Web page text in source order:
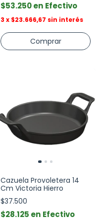
$53.250 Efectivo
3 x $23.666,67 sin interés
Cazuela Provoletera 14
Cm Victoria Hierro
$37.500
$28.125 Efectivo